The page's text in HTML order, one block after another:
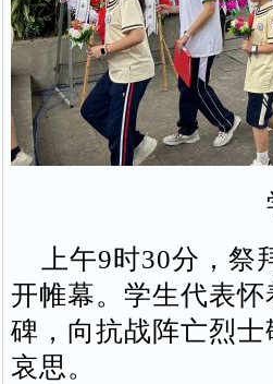
上午9时30分，祭
开帷幕。学生代表
碑，向抗战阵亡烈
哀思。